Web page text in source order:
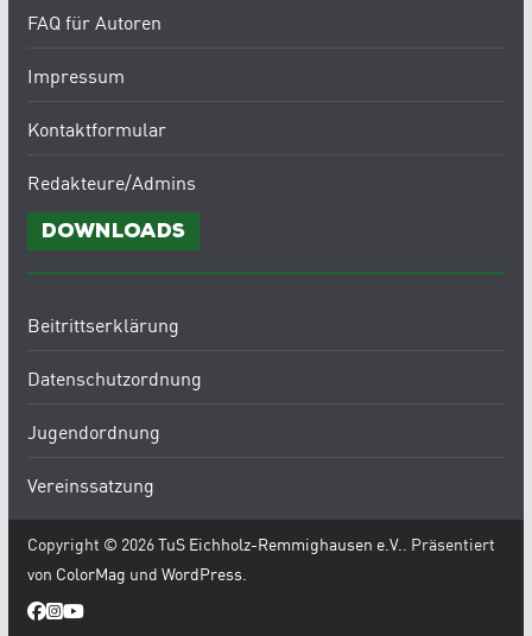
FAQ für Autoren
Impressum
Kontaktformular
Redakteure/Admins
Downloads
Beitrittserklärung
Datenschutzordnung
Jugendordnung
Vereinssatzung
Copyright © 2026TuS Eichholz-Remmighausen e.V.. Präsentiert
von ColorMag und WordPress.